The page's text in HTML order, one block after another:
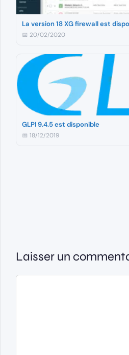
La version 18 XG firewall est
📅 20/02/2020
GLPI 9.4.5 est disponible
📅 18/12/2019
Laisser un
Commentaire